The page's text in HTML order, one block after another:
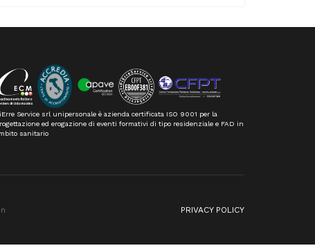
Service srl unipersonale è azienda certificata ISO 9001 per la
ed erogazione di eventi formativi di tipo residenziale e FAD in
sanitario
PRIVACY POLICY